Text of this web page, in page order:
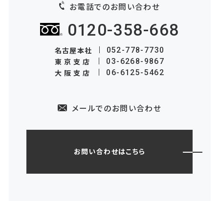
お電話でのお問い合わせ
0120-358-668
名古屋本社 052-778-7730
東京支店 03-6268-9867
大阪支店 06-6125-5462
メールでのお問い合わせ
お問い合わせはこちら